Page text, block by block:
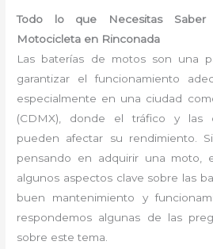
Todo lo que Necesitas
Motocicleta en Rinconada
Las baterías de motos son una
garantizar el funcionamiento
especialmente en una ciudad
(CDMX), donde el tráfico y las
pueden afectar su rendimiento.
pensando en adquirir una moto,
algunos aspectos clave sobre las
buen mantenimiento y
respondemos algunas de las
sobre este tema.